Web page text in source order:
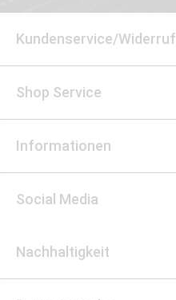
Kundenservice/Widerruf
Shop Service
Informationen
Social Media
Nachhaltigkeit